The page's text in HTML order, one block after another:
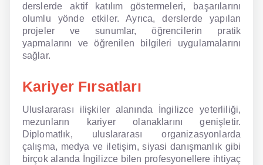
derslerde aktif katılım göstermeleri, başarılarını
olumlu yönde etkiler. Ayrıca, derslerde yapılan
projeler ve sunumlar, öğrencilerin pratik
yapmalarını ve öğrenilen bilgileri uygulamalarını
sağlar.
Kariyer Fırsatları
Uluslararası ilişkiler alanında İngilizce yeterliliği,
mezunların kariyer olanaklarını genişletir.
Diplomatlık, uluslararası organizasyonlarda
çalışma, medya ve iletişim, siyasi danışmanlık gibi
birçok alanda İngilizce bilen profesyonellere ihtiyaç